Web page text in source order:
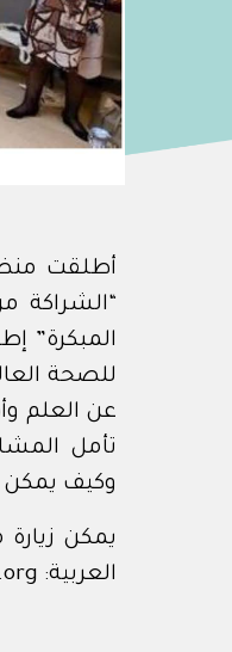
أطلقت
“الشراكة
المبكرة”
عن العلم
تأمل
وكيف يمكن
يمكن
العربية: www.nurturing-care.org